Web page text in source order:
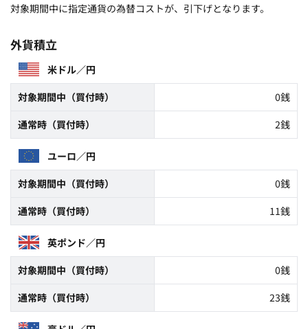
対象期間中に指定通貨の為替コストが、引下げとなります。
外貨積立
米ドル／円
対象期間中（買付時）
0銭
通常時（買付時）
2銭
ユーロ／円
対象期間中（買付時）
0銭
通常時（買付時）
11銭
英ポンド／円
対象期間中（買付時）
0銭
通常時（買付時）
23銭